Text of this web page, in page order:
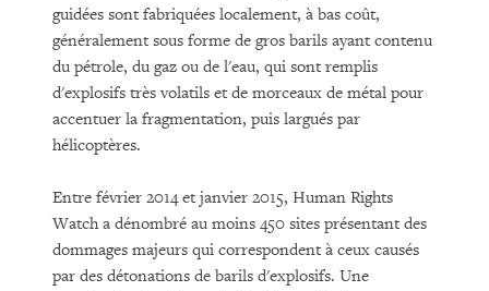
guidées sont fabriquées localement, à bas coût,
généralement sous forme de gros barils ayant contenu
du pétrole, du gaz ou de l'eau, qui sont remplis
d'explosifs très volatils et de morceaux de métal pour
accentuer la fragmentation, puis largués par
hélicoptères.
Entre février 2014 et janvier 2015, Human Rights
Watch a dénombré au moins 450 sites présentant des
dommages majeurs qui correspondent à ceux causés
par des détonations de barils d'explosifs. Une